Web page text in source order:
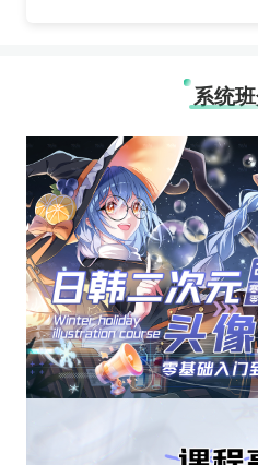
进步显著，让学员在提升技
系统